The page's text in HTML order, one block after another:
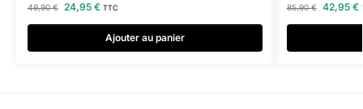
49,90€ 24,95 € TTC
Ajouter au panier
85,90€ 42,95 €